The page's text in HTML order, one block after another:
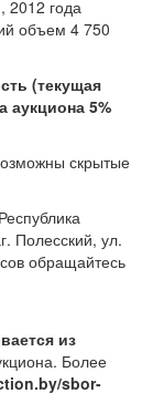
2012 года
объем 4 750
(текущая
аукциона 5%
скрытые
Полесский, ул.
обращайтесь
99 11.
из
Более
sbor-